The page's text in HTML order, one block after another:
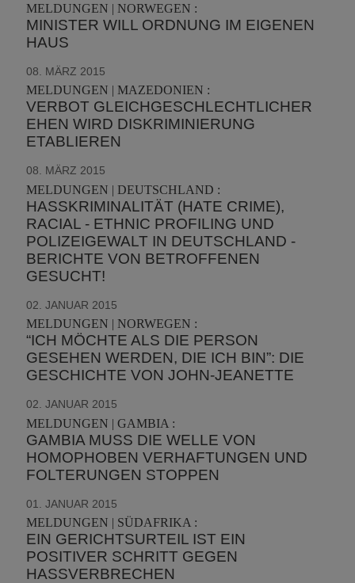
MELDUNGEN | NORWEGEN :
MINISTER WILL ORDNUNG IM EIGENEN
HAUS
08. MÄRZ 2015
MELDUNGEN | MAZEDONIEN :
VERBOT GLEICHGESCHLECHTLICHER
EHEN WIRD DISKRIMINIERUNG
ETABLIEREN
08. MÄRZ 2015
MELDUNGEN | DEUTSCHLAND :
HASSKRIMINALITÄT (HATE CRIME),
RACIAL - ETHNIC PROFILING UND
POLIZEIGEWALT IN DEUTSCHLAND -
BERICHTE VON BETROFFENEN
GESUCHT!
02. JANUAR 2015
MELDUNGEN | NORWEGEN :
“ICH MÖCHTE ALS DIE PERSON
GESEHEN WERDEN, DIE ICH BIN”: DIE
GESCHICHTE VON JOHN-JEANETTE
02. JANUAR 2015
MELDUNGEN | GAMBIA :
GAMBIA MUSS DIE WELLE VON
HOMOPHOBEN VERHAFTUNGEN UND
FOLTERUNGEN STOPPEN
01. JANUAR 2015
MELDUNGEN | SÜDAFRIKA :
EIN GERICHTSURTEIL IST EIN
POSITIVER SCHRITT GEGEN
HASSVERBRECHEN